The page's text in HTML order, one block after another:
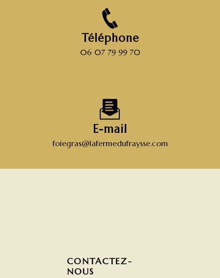
Téléphone
06 07 79 99 70
E-mail
foiegras@lafermedufraysse.com
CONTACTEZ-
NOUS